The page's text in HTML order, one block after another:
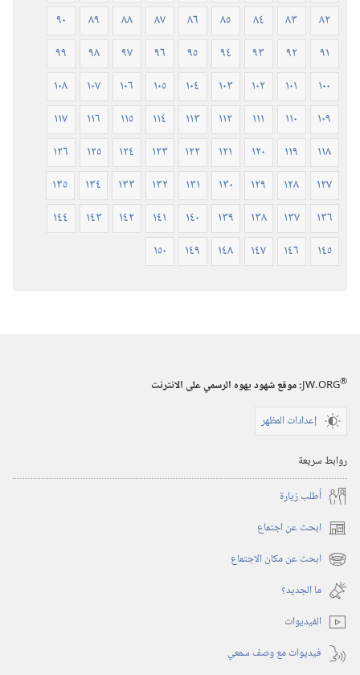
٨٢
٨٣ ٨٤ ٨٥ ٨٦ ٨٧ ٨٨ ٨٩
٩٠
٩١
٩٢ ٩٣ ٩٤ ٩٥ ٩٦ ٩٧ ٩٨
٩٩
١٠٠
١٠١ ١٠٢ ١٠٣ ١٠٤ ١٠٥ ١٠٦ ١٠٧
١٠٨
١٠٩
١١٠ ١١١ ١١٢ ١١٣ ١١٤ ١١٥ ١١٦
١١٧
١١٨
١١٩ ١٢٠ ١٢١ ١٢٢ ١٢٣ ١٢٤ ١٢٥
١٢٦
١٢٧
١٢٨ ١٢٩ ١٣٠ ١٣١ ١٣٢ ١٣٣ ١٣٤
١٣٥
١٣٦
١٣٧ ١٣٨ ١٣٩ ١٤٠ ١٤١ ١٤٢ ١٤٣
١٤٤
١٤٥
١٤٦ ١٤٧ ١٤٨ ١٤٩ ١٥٠
JW.ORG®
:‏ موقع شهود يهوه الرسمي على الانترنت
إعدادات المظهر
روابط سريعة
أُطلب زيارة
ابحث عن اجتماع (يفتح
نافذة ابحث عن مكان الاجتماع (يفتح
نافذة
جديدة)
ما الجديد؟‏
الفيديوات
فيديوات مع وصف سمعي